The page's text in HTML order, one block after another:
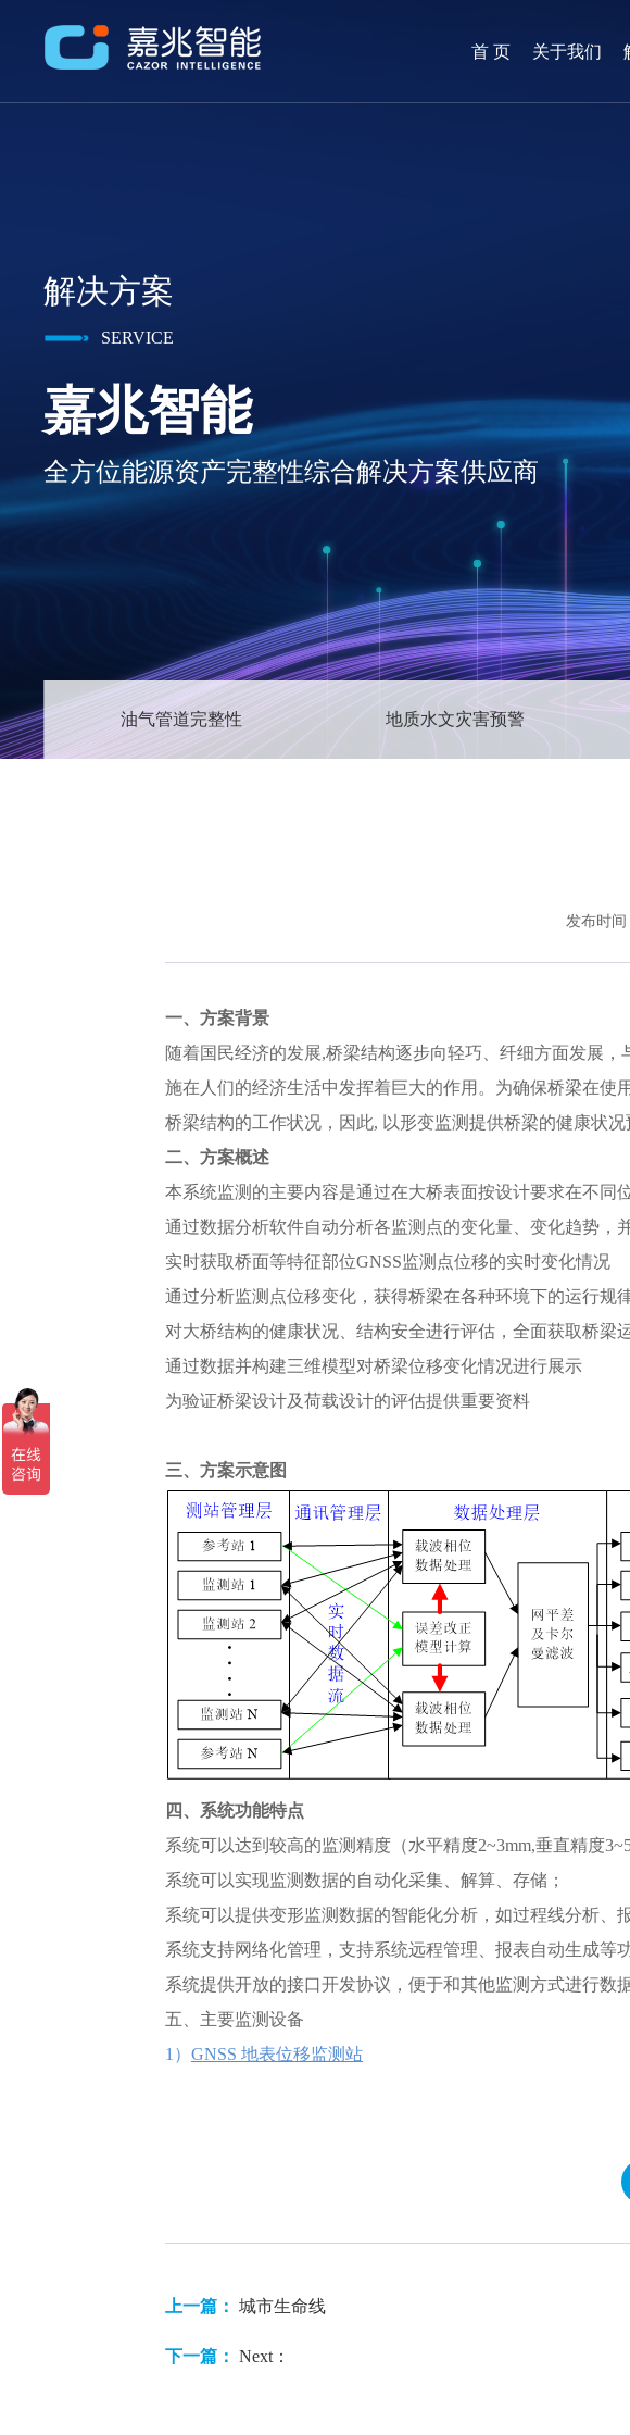
首 页 关于我们
解决方案
SERVICE
嘉兆智能
全方位能源资产完整性综合解决方案供应商
油气管道完整性 地质水文灾害预警
发布时间
一、方案背景
随着国民经济的发展,桥梁结构逐步向轻巧、纤细方面发展
施在人们的经济生活中发挥着巨大的作用。为确保桥梁在
桥梁结构的工作状况，因此, 以形变监测提供桥梁的健康状
二、方案概述
本系统监测的主要内容是通过在大桥表面按设计要求在不同
通过数据分析软件自动分析各监测点的变化量、变化趋势，
实时获取桥面等特征部位GNSS监测点位移的实时变化情况
通过分析监测点位移变化，获得桥梁在各种环境下的运行规
对大桥结构的健康状况、结构安全进行评估，全面获取桥梁
通过数据并构建三维模型对桥梁位移变化情况进行展示
为验证桥梁设计及荷载设计的评估提供重要资料
三、方案示意图
四、系统功能特点
系统可以达到较高的监测精度（水平精度2~3mm,垂直精度
系统可以实现监测数据的自动化采集、解算、存储；
系统可以提供变形监测数据的智能化分析，如过程线分析、
系统支持网络化管理，支持系统远程管理、报表自动生成等
系统提供开放的接口开发协议，便于和其他监测方式进行数
五、主要监测设备
1） GNSS 地表位移监测站
上一篇： 城市生命线
下一篇： Next：